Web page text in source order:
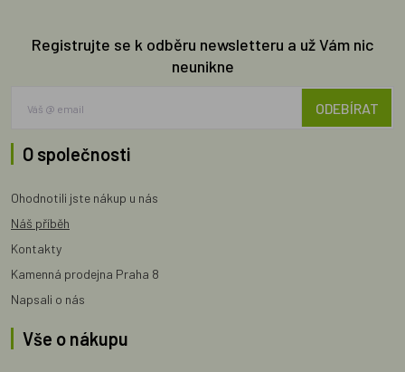
Registrujte se k odběru newsletteru a už Vám nic
neunikne
ODEBÍRAT
O společnosti
Ohodnotili jste nákup u nás
Náš příběh
Kontakty
Kamenná prodejna Praha 8
Napsali o nás
Vše o nákupu